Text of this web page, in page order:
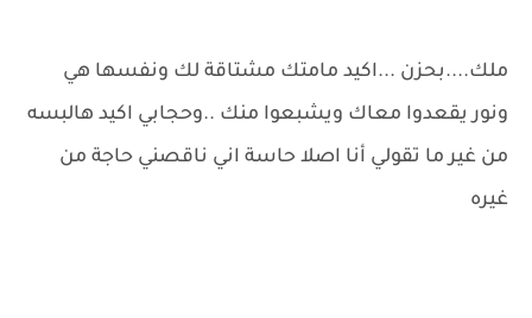
ملك....بحزن ...اكيد مامتك مشتاقة لك ونفسها هي
ونور يقعدوا معاك ويشبعوا منك ..وحجابي اكيد هالبسه
من غير ما تقولي أنا اصلا حاسة اني ناقصني حاجة من
غيره